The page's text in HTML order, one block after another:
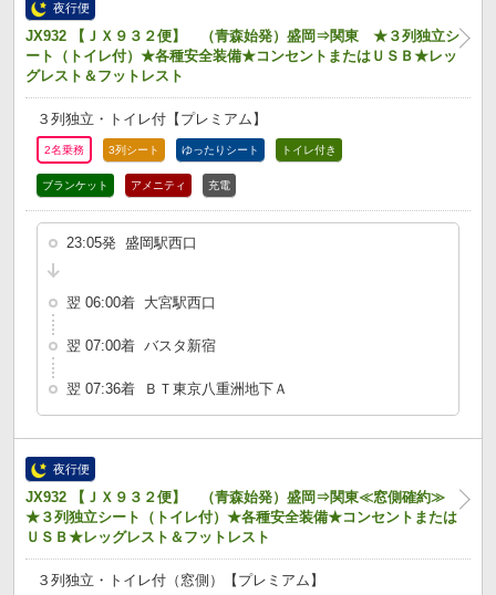
夜行便
JX932 【ＪＸ９３２便】 （青森始発）盛岡⇒関東 ★３列独立シ
ート（トイレ付）★各種安全装備★コンセントまたはＵＳＢ★レッ
グレスト＆フットレスト
３列独立・トイレ付【プレミアム】
2名乗務 3列シート ゆったりシート トイレ付き
ブランケット アメニティ 充電
23:05発 盛岡駅西口
翌 06:00着 大宮駅西口
翌 07:00着 バスタ新宿
翌 07:36着 ＢＴ東京八重洲地下Ａ
夜行便
JX932 【ＪＸ９３２便】 （青森始発）盛岡⇒関東≪窓側確約≫
★３列独立シート（トイレ付）★各種安全装備★コンセントまたは
ＵＳＢ★レッグレスト＆フットレスト
３列独立・トイレ付（窓側）【プレミアム】